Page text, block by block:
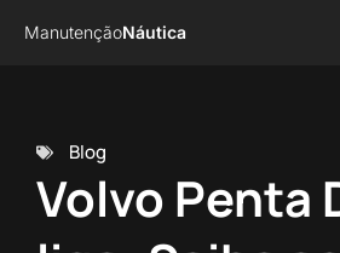
ManutençãoNáutica
Blog
Volvo Penta